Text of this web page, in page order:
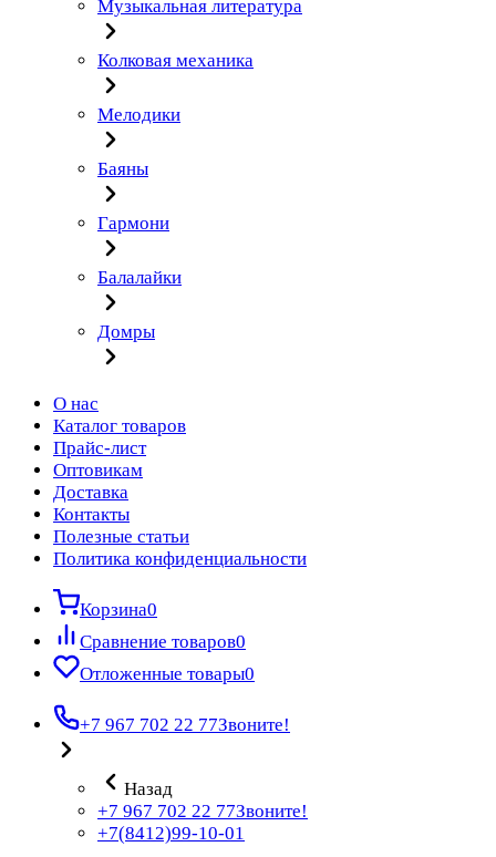
Музыкальная литература
Колковая механика
Мелодики
Баяны
Гармони
Балалайки
Домры
О нас
Каталог товаров
Прайс-лист
Оптовикам
Доставка
Контакты
Полезные статьи
Политика конфиденциальности
Корзина0
Сравнение товаров0
Отложенные товары0
+7 967 702 22 77Звоните!
Назад
+7 967 702 22 77Звоните!
+7(8412)99-10-01